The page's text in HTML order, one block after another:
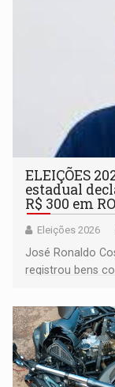
ELEIÇÕES
estadual
R$ 300 em RO
Eleições 2026
José Ronaldo
registrou bens
milhões